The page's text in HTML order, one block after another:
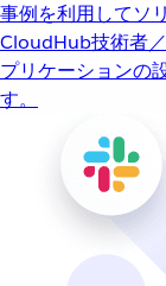
事例を利用してソ
CloudHub技術者
プリケーションの
す。